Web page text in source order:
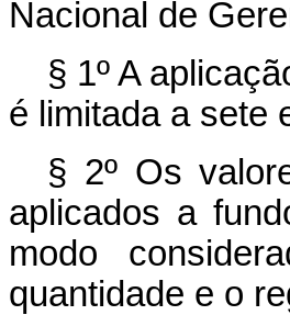
Nacional de
§ 1º A
é limitada a sete
§ 2º Os
aplicados a
modo
quantidade e o